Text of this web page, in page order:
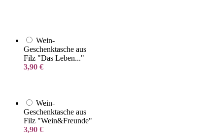
Wein-
Geschenktasche aus
Filz "Das Leben..."
3,90 €
Wein-
Geschenktasche aus
Filz "Wein&Freunde"
3,90 €